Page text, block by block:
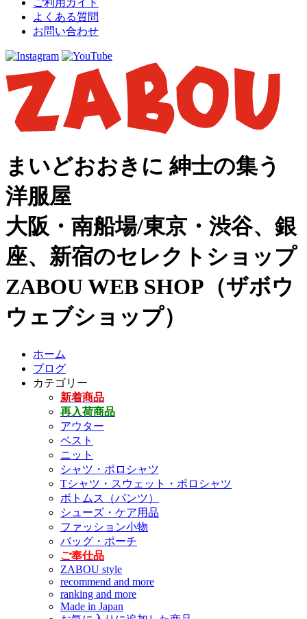
ご利用ガイド
よくある質問
お問い合わせ
まいどおおきに 紳士の集う
洋服屋
大阪・南船場/東京・渋谷、銀
座、新宿のセレクトショップ
ZABOU WEB SHOP（ザボウ
ウェブショップ）
ホーム
ブログ
カテゴリー
新着商品
再入荷商品
アウター
ベスト
ニット
シャツ・ポロシャツ
Tシャツ・スウェット・ポロシャツ
ボトムス（パンツ）
シューズ・ケア用品
ファッション小物
バッグ・ポーチ
ご奉仕品
ZABOU style
recommend and more
ranking and more
Made in Japan